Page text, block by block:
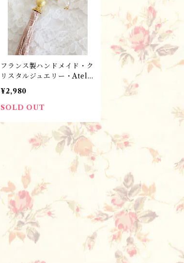
フランス製ハンドメイド・ク
リスタルジュエリー・Atelie
r Angélique バッグチャー
ム・キーホルダー・パワース
トーン／エッフェル塔・AG
005
¥2,980
SOLD OUT